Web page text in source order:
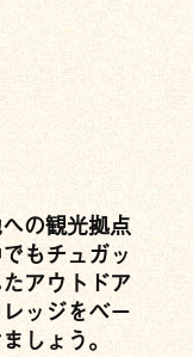
の観光拠点
もチュガッ
アウトドア
ッジをベー
しょう。